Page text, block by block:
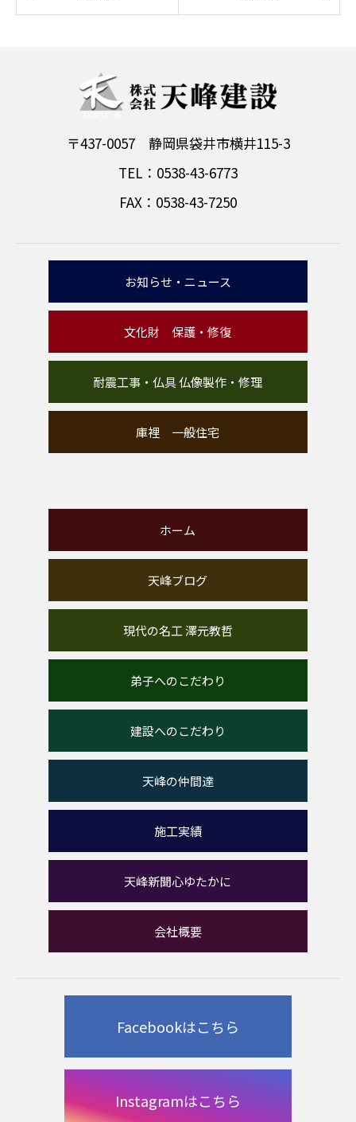
〒437-0057 静岡県袋井市横井115-3
TEL：0538-43-6773
FAX：0538-43-7250
お知らせ・ニュース
文化財 保護・修復
耐震工事・仏具 仏像製作・修理
庫裡 一般住宅
ホーム
天峰ブログ
現代の名工 澤元教哲
弟子へのこだわり
建設へのこだわり
天峰の仲間達
施工実績
天峰新聞心ゆたかに
会社概要
Facebookはこちら
Instagramはこちら